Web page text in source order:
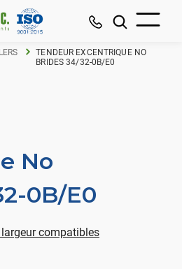
TENDEUR EXCENTRIQUE NO
BRIDES 34/32-0B/E0
No
0B/E0
compatibles